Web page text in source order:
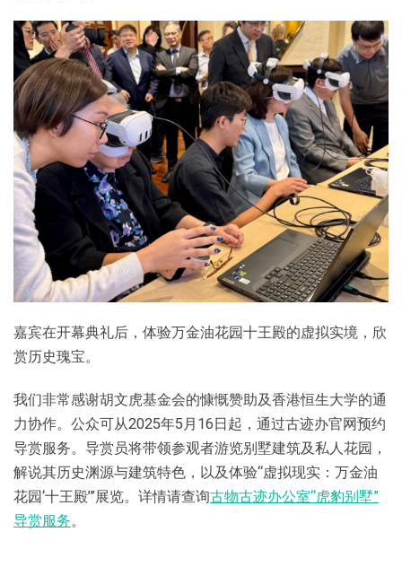
嘉宾在开幕典礼后，体验万金油花园十王殿的虚拟实境，欣
赏历史瑰宝。
我们非常感谢胡文虎基金会的慷慨赞助及香港恒生大学的通
力协作。公众可从2025年5月16日起，通过古迹办官网预约
导赏服务。导赏员将带领参观者游览别墅建筑及私人花园，
解说其历史渊源与建筑特色，以及体验“虚拟现实：万金油
花园‘十王殿’”展览。详情请查询古物古迹办公室“虎豹别墅”
导赏服务。